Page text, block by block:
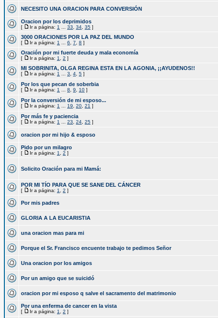
NECESITO UNA ORACION PARA CONVERSIÓN
Oracion por los deprimidos
[ Ir a página: 1 33 34 35 ]
3000 ORACIONES POR LA PAZ DEL MUNDO
[ Ir a página: 1 6 7 8 ]
Oración por mi fuerte deuda y mala economía
[ Ir a página: 1 2 ]
MI SOBRINITA, OLGA REGINA ESTA EN LA AGONIA, ¡¡AYUDENOS!!
[ Ir a página: 1 3 4 5 ]
Por los que pecan de soberbia
[ Ir a página: 1 8 9 10 ]
Por la conversión de mi esposo...
[ Ir a página: 1 19 20 21 ]
Por más fe y paciencia
[ Ir a página: 1 23 24 25 ]
oracion por mi hijo & esposo
Pido por un milagro
[ Ir a página: 1 2 ]
Solicito Oración para mi Mamá:
POR MI TÍO PARA QUE SE SANE DEL CÁNCER
[ Ir a página: 1 2 ]
Por mis padres
GLORIA A LA EUCARISTIA
una oracion mas para mi
Porque el Sr. Francisco encuente trabajo te pedimos Señor
Una oracion por los amigos
Por un amigo que se suicidó
oracion por mi esposo q salve el sacramento del matrimonio
Por una enferma de cancer en la vista
[ Ir a página: 1 2 ]